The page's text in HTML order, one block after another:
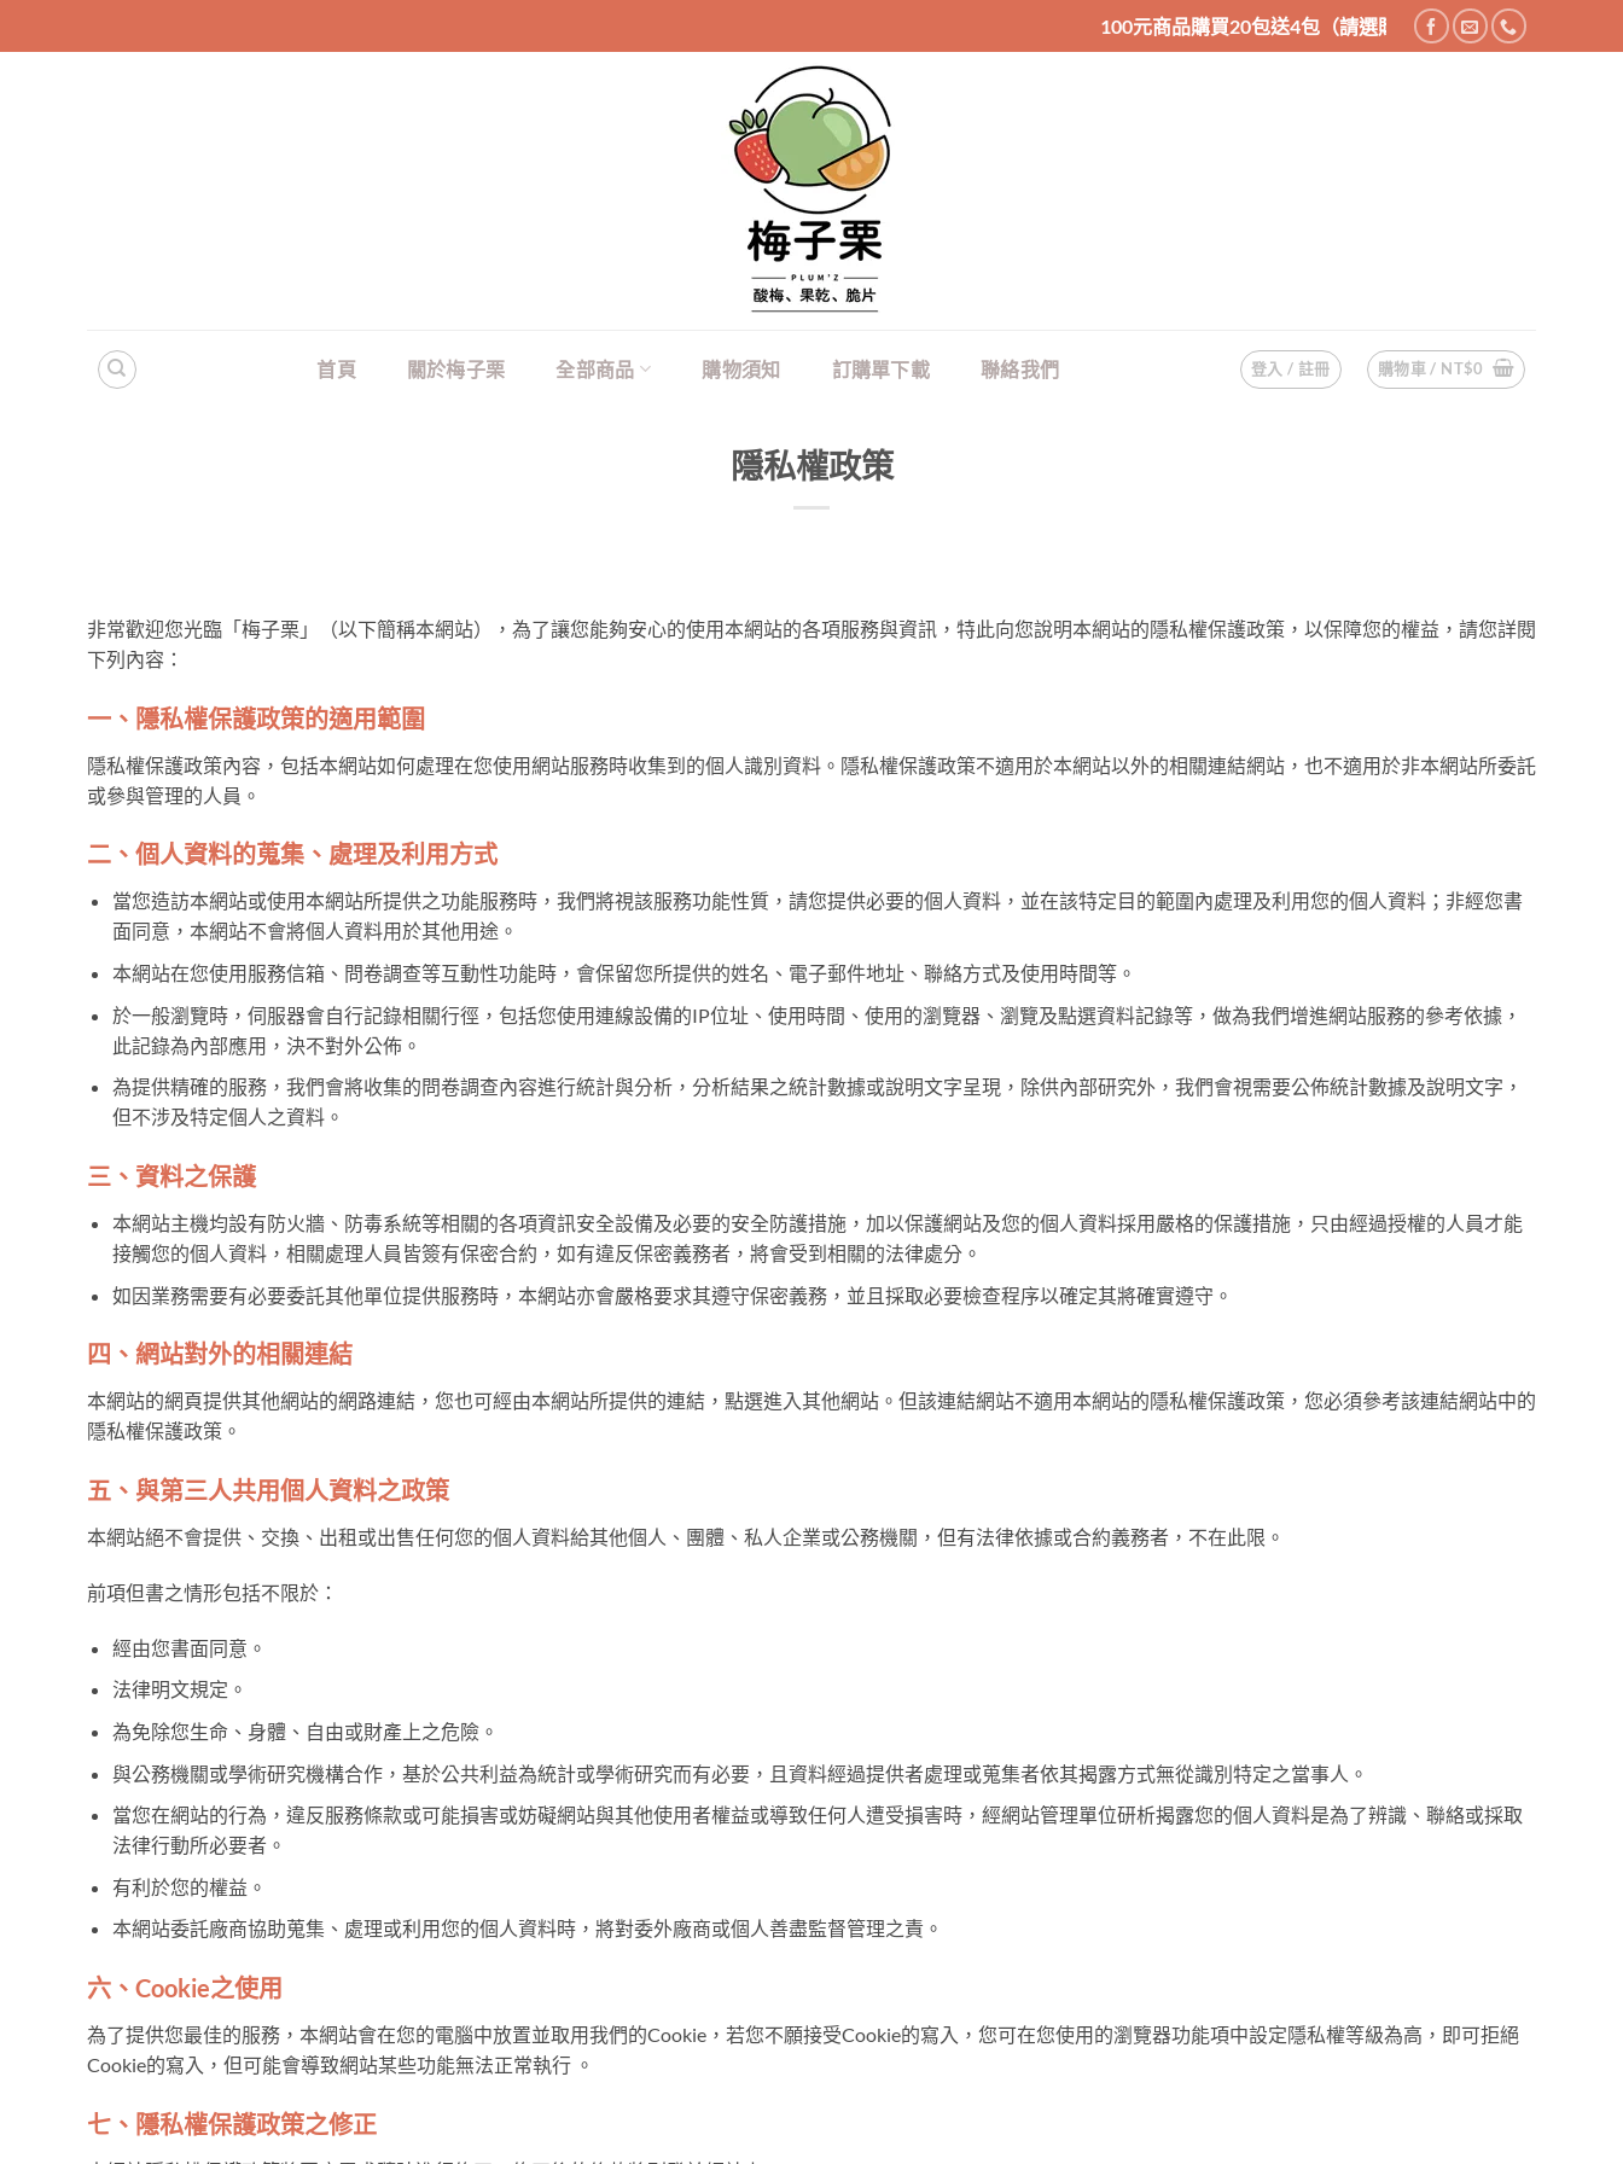
100元商品購買20包送4包（請選購24件商品），200元商品購買
首頁 關於梅子栗 全部商品 購物須知 訂購單下載 聯絡我們 登入 / 註冊 購物車 / NT$0
隱私權政策
非常歡迎您光臨「梅子栗」（以下簡稱本網站），為了讓您能夠安心的使用本網站的各項服務與資訊，特此向您說明本網站的隱私權保護政策，以保障您的權益，請您詳閱
下列內容：
一、隱私權保護政策的適用範圍
隱私權保護政策內容，包括本網站如何處理在您使用網站服務時收集到的個人識別資料。隱私權保護政策不適用於本網站以外的相關連結網站，也不適用於非本網站所委託
或參與管理的人員。
二、個人資料的蒐集、處理及利用方式
當您造訪本網站或使用本網站所提供之功能服務時，我們將視該服務功能性質，請您提供必要的個人資料，並在該特定目的範圍內處理及利用您的個人資料；非經您書
面同意，本網站不會將個人資料用於其他用途。
本網站在您使用服務信箱、問卷調查等互動性功能時，會保留您所提供的姓名、電子郵件地址、聯絡方式及使用時間等。
於一般瀏覽時，伺服器會自行記錄相關行徑，包括您使用連線設備的IP位址、使用時間、使用的瀏覽器、瀏覽及點選資料記錄等，做為我們增進網站服務的參考依據，
此記錄為內部應用，決不對外公佈。
為提供精確的服務，我們會將收集的問卷調查內容進行統計與分析，分析結果之統計數據或說明文字呈現，除供內部研究外，我們會視需要公佈統計數據及說明文字，
但不涉及特定個人之資料。
三、資料之保護
本網站主機均設有防火牆、防毒系統等相關的各項資訊安全設備及必要的安全防護措施，加以保護網站及您的個人資料採用嚴格的保護措施，只由經過授權的人員才能
接觸您的個人資料，相關處理人員皆簽有保密合約，如有違反保密義務者，將會受到相關的法律處分。
如因業務需要有必要委託其他單位提供服務時，本網站亦會嚴格要求其遵守保密義務，並且採取必要檢查程序以確定其將確實遵守。
四、網站對外的相關連結
本網站的網頁提供其他網站的網路連結，您也可經由本網站所提供的連結，點選進入其他網站。但該連結網站不適用本網站的隱私權保護政策，您必須參考該連結網站中的
隱私權保護政策。
五、與第三人共用個人資料之政策
本網站絕不會提供、交換、出租或出售任何您的個人資料給其他個人、團體、私人企業或公務機關，但有法律依據或合約義務者，不在此限。
前項但書之情形包括不限於：
經由您書面同意。
法律明文規定。
為免除您生命、身體、自由或財產上之危險。
與公務機關或學術研究機構合作，基於公共利益為統計或學術研究而有必要，且資料經過提供者處理或蒐集者依其揭露方式無從識別特定之當事人。
當您在網站的行為，違反服務條款或可能損害或妨礙網站與其他使用者權益或導致任何人遭受損害時，經網站管理單位研析揭露您的個人資料是為了辨識、聯絡或採取
法律行動所必要者。
有利於您的權益。
本網站委託廠商協助蒐集、處理或利用您的個人資料時，將對委外廠商或個人善盡監督管理之責。
六、Cookie之使用
為了提供您最佳的服務，本網站會在您的電腦中放置並取用我們的Cookie，若您不願接受Cookie的寫入，您可在您使用的瀏覽器功能項中設定隱私權等級為高，即可拒絕
Cookie的寫入，但可能會導致網站某些功能無法正常執行 。
七、隱私權保護政策之修正